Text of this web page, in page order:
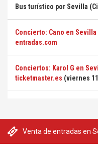
Venta de entradas en
Bus turístico por Sevilla
Concierto: Cano en Sevilla
entradas.com
Conciertos: Karol G en
ticketmaster.es (viernes